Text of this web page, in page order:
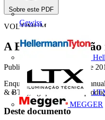
Gewiss
MEGGER
Sobre este PDF
VOLTIMUM
A EDP Distribuição
Publicado: 4 de novembro de
Enquadramento Geral do
& BTE), ligação da
Deste documento